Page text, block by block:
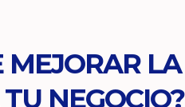
MEJORAR LA
NEGOCIO?